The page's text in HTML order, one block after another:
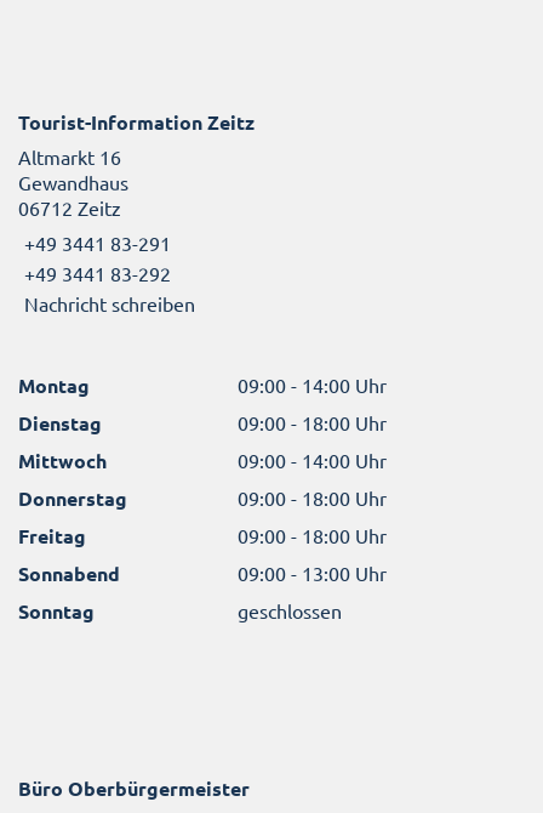
Tourist-Information Zeitz
Altmarkt 16
Gewandhaus
06712 Zeitz
+49 3441 83-291
+49 3441 83-292
Nachricht schreiben
Montag 09:00 - 14:00 Uhr
Dienstag 09:00 - 18:00 Uhr
Mittwoch 09:00 - 14:00 Uhr
Donnerstag 09:00 - 18:00 Uhr
Freitag 09:00 - 18:00 Uhr
Sonnabend 09:00 - 13:00 Uhr
Sonntag geschlossen
Büro Oberbürgermeister